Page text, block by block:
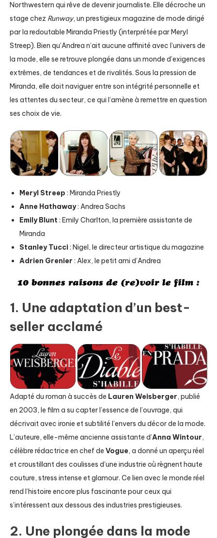
Northwestern qui rêve de devenir journaliste. Elle décroche un
stage chez Runway, un prestigieux magazine de mode dirigé
par la redoutable Miranda Priestly (interprétée par Meryl
Streep). Bien qu’Andrea n’ait aucune affinité avec l’univers de
la mode, elle se retrouve plongée dans un monde d’exigences
extrêmes, de tendances et de rivalités. Sous la pression de
Miranda, elle doit naviguer entre son intégrité personnelle et
les attentes du secteur, ce qui l’amène à remettre en question
ses choix de vie.
Meryl Streep : Miranda Priestly
Anne Hathaway: Andrea Sachs
Emily Blunt : Emily Charlton, la première assistante de
Miranda
Stanley Tucci: Nigel, le directeur artistique du magazine
Adrien Grenier : Alex, le petit ami d’Andrea
1. Une adaptation d’un best-
seller acclamé
Adapté du roman à succès de Lauren Weisberger, publié
en 2003, le film a su capter l’essence de l’ouvrage, qui
décrivait avec ironie et subtilité l’envers du décor de la mode.
L’auteure, elle-même ancienne assistante d’Anna Wintour,
célèbre rédactrice en chef de Vogue, a donné un aperçu réel
et croustillant des coulisses d’une industrie où règnent haute
couture, stress intense et glamour. Ce lien avec le monde réel
rend l’histoire encore plus fascinante pour ceux qui
s’intéressent aux dessous des industries prestigieuses.
2. Une plongée dans la mode